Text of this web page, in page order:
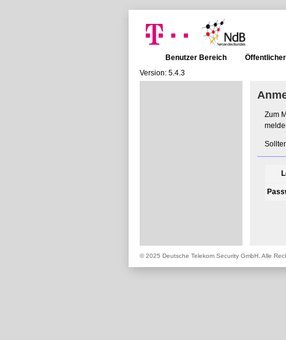
Benutzer Bereich
Version: 5.4.3
Zum
© 2025 Deutsche Telekom Security GmbH. Alle